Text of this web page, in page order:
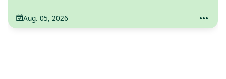
Aug. 05, 2026